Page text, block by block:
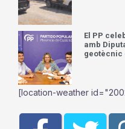
El PP
amb
geotècnic
[location-weather